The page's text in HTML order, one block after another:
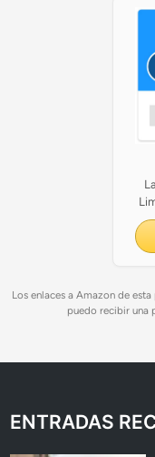
Los enlaces a Amazon de
puedo recibir una
ENTRADAS